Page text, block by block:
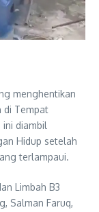
menghentikan
di Tempat
ini diambil
Hidup setelah
terlampaui.
Limbah B3
Salman Faruq,